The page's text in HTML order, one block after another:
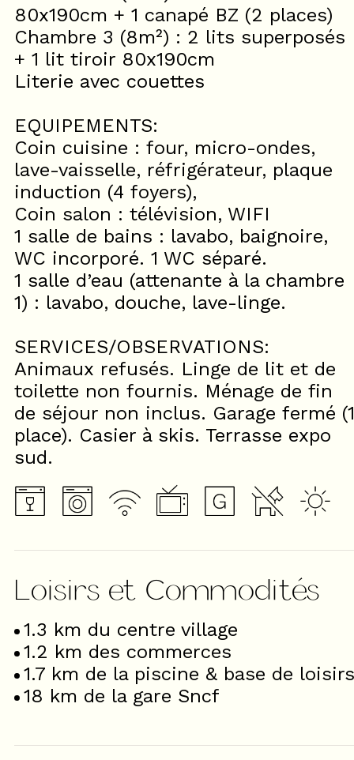
80x190cm + 1 canapé BZ (2 places)
Chambre 3 (8m²) : 2 lits superposés
+ 1 lit tiroir 80x190cm
Literie avec couettes
EQUIPEMENTS:
Coin cuisine : four, micro-ondes,
lave-vaisselle, réfrigérateur, plaque
induction (4 foyers),
Coin salon : télévision, WIFI
1 salle de bains : lavabo, baignoire,
WC incorporé. 1 WC séparé.
1 salle d’eau (attenante à la chambre
1) : lavabo, douche, lave-linge.
SERVICES/OBSERVATIONS:
Animaux refusés. Linge de lit et de
toilette non fournis. Ménage de fin
de séjour non inclus. Garage fermé (1
place). Casier à skis. Terrasse expo
sud.
Loisirs et Commodités
1.3 km du centre village
1.2 km des commerces
1.7 km de la piscine & base de loisirs
18 km de la gare Sncf